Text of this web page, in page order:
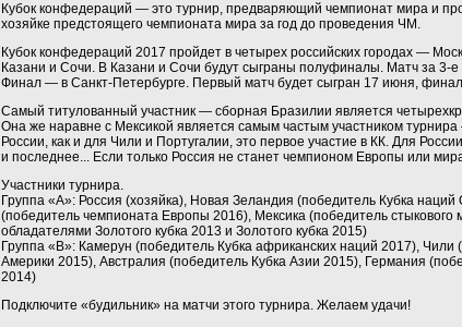
Кубок конфедераций — это турнир, предваряющий чемпионат мира и
хозяйке предстоящего чемпионата мира за год до проведения ЧМ.
Кубок конфедераций 2017 пройдет в четырех российских городах —
Казани и Сочи. В Казани и Сочи будут сыграны полуфиналы. Матч за 3-
Финал — в Санкт-Петербурге. Первый матч будет сыгран 17 июня,
Самый титулованный участник — сборная Бразилии является
Она же наравне с Мексикой является самым частым участником
России, как и для Чили и Португалии, это первое участие в КК. Для
и последнее... Если только Россия не станет чемпионом Европы или
Участники турнира.
Группа «A»: Россия (хозяйка), Новая Зеландия (победитель Кубка
(победитель чемпионата Европы 2016), Мексика (победитель стыкового
обладателями Золотого кубка 2013 и Золотого кубка 2015)
Группа «B»: Камерун (победитель Кубка африканских наций 2017), Чили
Америки 2015), Австралия (победитель Кубка Азии 2015), Германия
2014)
Подключите «будильник» на матчи этого турнира. Желаем удачи!